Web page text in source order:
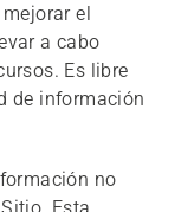
el
a cabo
Es libre
de información
no